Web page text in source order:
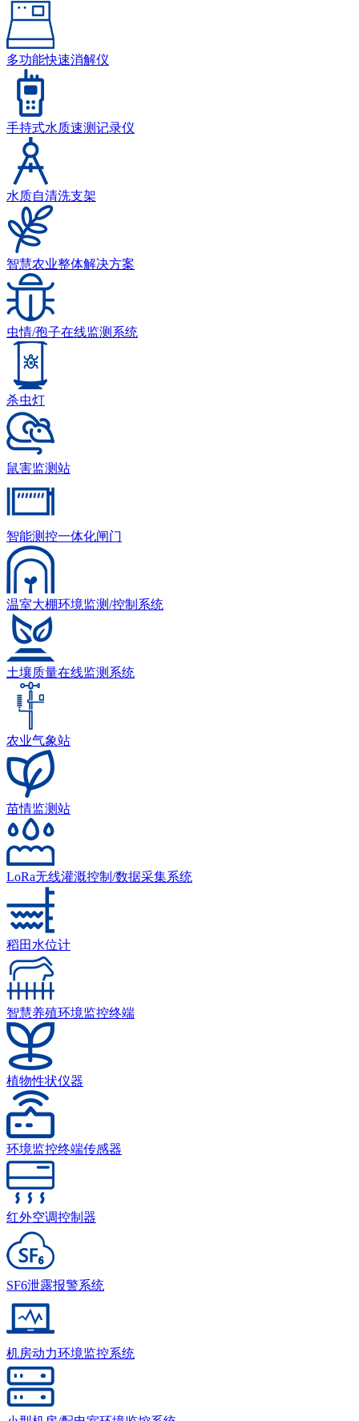
多功能快速消解仪
手持式水质速测记录仪
水质自清洗支架
智慧农业整体解决方案
虫情/孢子在线监测系统
杀虫灯
鼠害监测站
智能测控一体化闸门
温室大棚环境监测/控制系统
土壤质量在线监测系统
农业气象站
苗情监测站
LoRa无线灌溉控制/数据采集系统
稻田水位计
智慧养殖环境监控终端
植物性状仪器
环境监控终端传感器
红外空调控制器
SF6泄露报警系统
机房动力环境监控系统